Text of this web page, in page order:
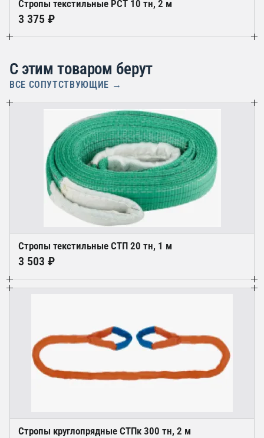
Стропы текстильные РСТ 10 тн, 2 м
3 375 ₽
С этим товаром берут
ВСЕ СОПУТСТВУЮЩИЕ →
Стропы текстильные СТП 20 тн, 1 м
3 503 ₽
Стропы круглопрядные СТПк 300 тн, 2 м